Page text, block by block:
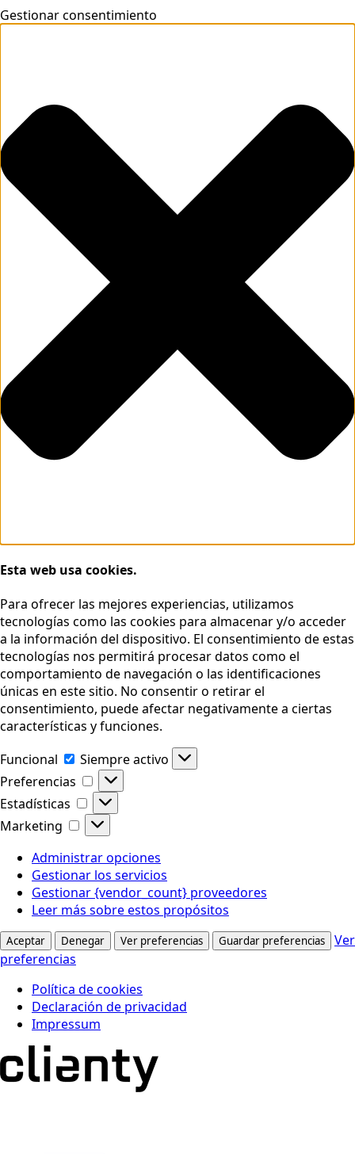
Gestionar consentimiento
Esta web usa cookies.
Para ofrecer las mejores experiencias, utilizamos
tecnologías como las cookies para almacenar y/o acceder
a la información del dispositivo. El consentimiento de estas
tecnologías nos permitirá procesar datos como el
comportamiento de navegación o las identificaciones
únicas en este sitio. No consentir o retirar el
consentimiento, puede afectar negativamente a ciertas
características y funciones.
Funcional
Funcional
Siempre activo
Preferencias
Preferencias
Estadísticas
Estadísticas
Marketing
Marketing
Administrar opciones
Gestionar los servicios
Gestionar {vendor_count} proveedores
Leer más sobre estos propósitos
Aceptar Denegar Ver preferencias Guardar preferencias
Ver
preferencias
Política de cookies
Declaración de privacidad
Impressum